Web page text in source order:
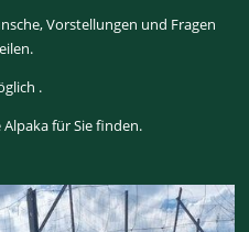
Vorstellungen und Fragen
.
für Sie finden.